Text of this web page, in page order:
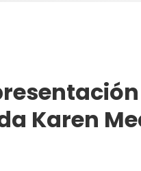
Karen